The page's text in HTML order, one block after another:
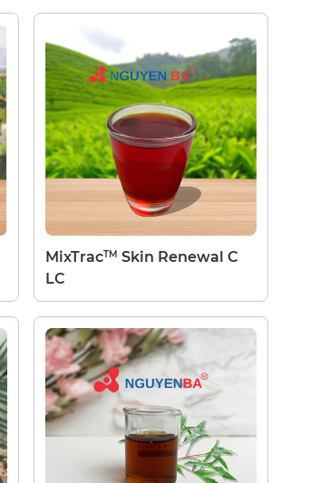
MixTracTM Skin Renewal C
LC